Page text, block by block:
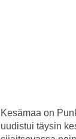
Kesämaa on
uudistui täysin